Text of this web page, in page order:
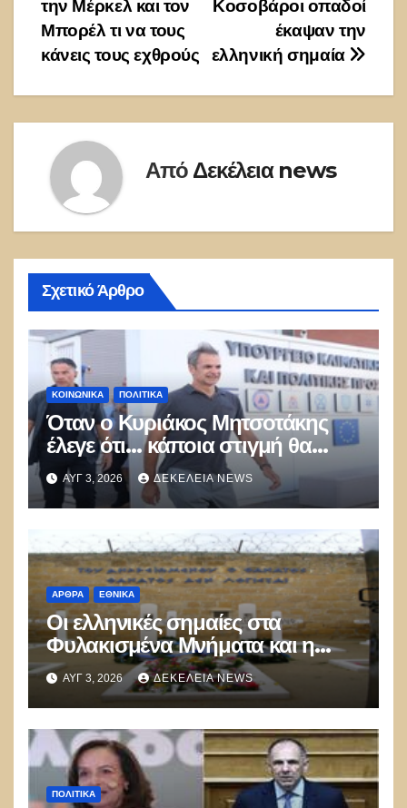
άρθρων
Κοσοβάροι οπαδοί
έκαψαν την
ελληνική σημαία
την Μέρκελ και τον
Μπορέλ τι να τους
κάνεις τους εχθρούς
Από Δεκέλεια news
Σχετικό Άρθρο
ΚΟΙΝΩΝΙΚΑ ΠΟΛΙΤΙΚΑ
Όταν ο Κυριάκος Μητσοτάκης
έλεγε ότι… κάποια στιγμή θα
καούν τα δάση
ΑΥΓ 3, 2026 ΔΕΚΈΛΕΙΑ NEWS
ΑΡΘΡΑ ΕΘΝΙΚΑ
Οι ελληνικές σημαίες στα
Φυλακισμένα Μνήματα και η
λήθη των δικών μας παιδιών
ΑΥΓ 3, 2026 ΔΕΚΈΛΕΙΑ NEWS
ΠΟΛΙΤΙΚΑ